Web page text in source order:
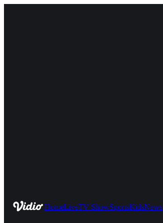
HomeLiveTV ShowSportsKidsNews